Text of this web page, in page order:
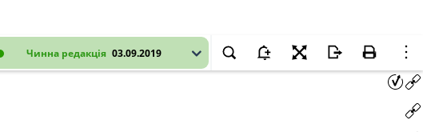
Чинна редакція 03.09.2019